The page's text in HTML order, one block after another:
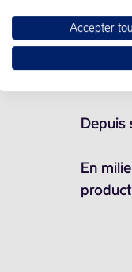
La
Depuis
En
Accepter